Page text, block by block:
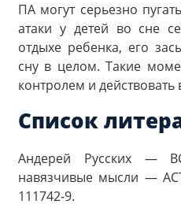
ПА могут серьезно
атаки у детей во сне
отдыхе ребенка, его
сну в целом. Такие
контролем и действовать
Список
Андерей Русских —
навязчивые мысли —
111742-9.